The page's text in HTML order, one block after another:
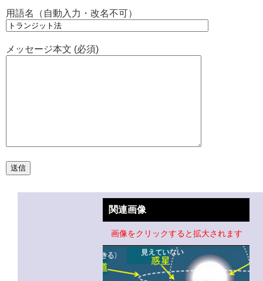
用語名（自動入力・改名不可）
メッセージ本文 (必須)
関連画像
画像をクリックすると拡大されます